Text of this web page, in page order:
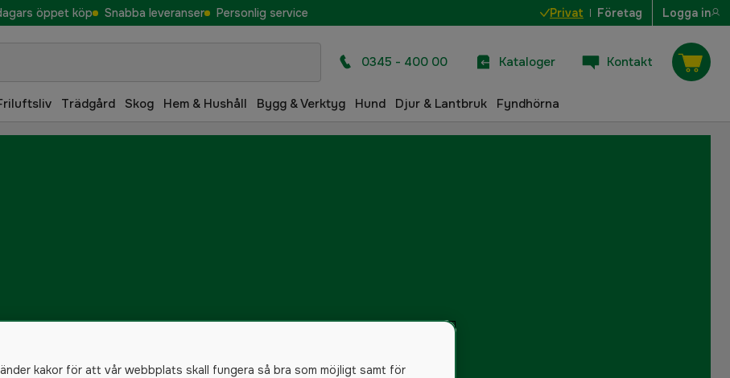
öppet köp Snabba leveranser Personlig service Privat Företag Logga in
0345 - 400 00 Kataloger Kontakt
Trädgård Skog Hem & Hushåll Bygg & Verktyg Hund Djur & Lantbruk Fyndhörna
kakor för att vår webbplats skall fungera så bra som möjligt samt för